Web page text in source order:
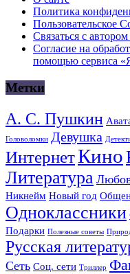
Политика
Пользовательское
Связаться с
Согласие на
помощью сервиса
Метки
А. С. Пушкин
Головоломки Девушка
ИнтернетКино
Литература
Никнейм Новый год
Одноклассники
Подарки Полезные советы
Русская
Сеть Соц. сети Триллер